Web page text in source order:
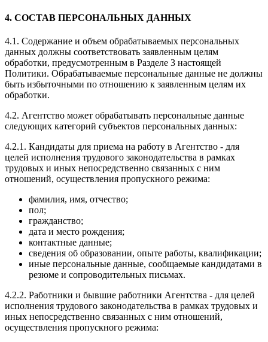
4. СОСТАВ ПЕРСОНАЛЬНЫХ ДАННЫХ
4.1. Содержание и объем обрабатываемых персональных
данных должны соответствовать заявленным целям
обработки, предусмотренным в Разделе 3 настоящей
Политики. Обрабатываемые персональные данные не должны
быть избыточными по отношению к заявленным целям их
обработки.
4.2. Агентство может обрабатывать персональные данные
следующих категорий субъектов персональных данных:
4.2.1. Кандидаты для приема на работу в Агентство - для
целей исполнения трудового законодательства в рамках
трудовых и иных непосредственно связанных с ним
отношений, осуществления пропускного режима:
фамилия, имя, отчество;
пол;
гражданство;
дата и место рождения;
контактные данные;
сведения об образовании, опыте работы, квалификации;
иные персональные данные, сообщаемые кандидатами в
резюме и сопроводительных письмах.
4.2.2. Работники и бывшие работники Агентства - для целей
исполнения трудового законодательства в рамках трудовых и
иных непосредственно связанных с ним отношений,
осуществления пропускного режима: